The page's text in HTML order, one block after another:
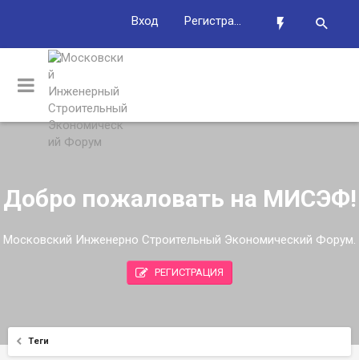
Вход Регистрация
Добро пожаловать на МИСЭФ!
Московский Инженерно Строительный Экономический Форум.
РЕГИСТРАЦИЯ
Теги